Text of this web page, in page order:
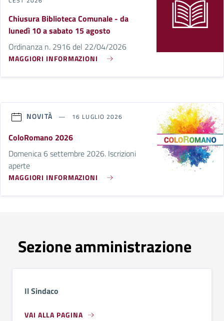
Chiusura Biblioteca Comunale - da
lunedì 10 a sabato 15 agosto
Ordinanza n. 2916 del 22/04/2026
MAGGIORI INFORMAZIONI
NOVITÀ 16 LUGLIO 2026
ColoRomano 2026
Domenica 6 settembre 2026. Iscrizioni
aperte
MAGGIORI INFORMAZIONI
Sezione amministrazione
Il Sindaco
VAI ALLA PAGINA